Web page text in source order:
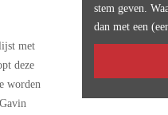
met
deze
worden
stem geven.
dan met een